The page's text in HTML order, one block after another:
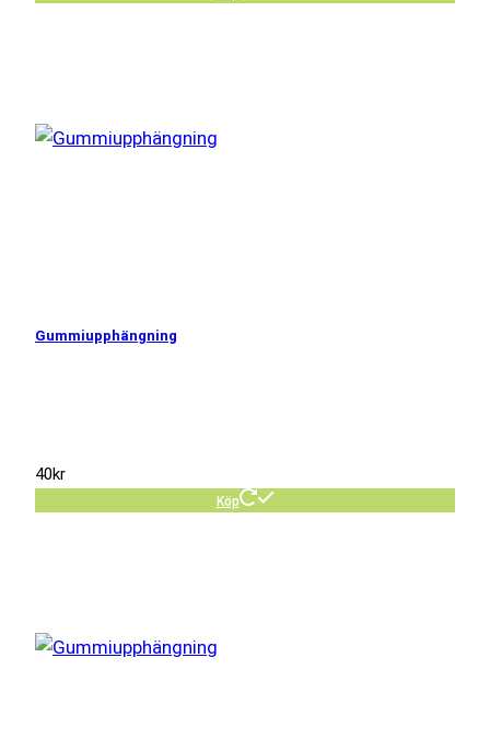
Gummiupphängning
40kr
Köp